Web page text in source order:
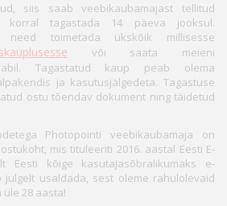
siis saab veebikaubamajast tellitud
korral tagastada 14 päeva jooksul.
need toimetada ükskõik millisesse
või saata meieni
abil. Tagastatud kaup peab olema
ja kasutusjälgedeta. Tagastuse
ostu tõendav dokument ning täidetud
Photopointi veebikaubamaja on
mis tituleeriti 2016. aastal Eesti E-
Eesti kõige kasutajasõbralikumaks e-
julgelt usaldada, sest oleme rahulolevaid
28 aasta!